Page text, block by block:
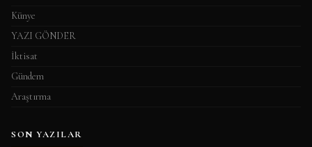
Künye
YAZI GÖNDER
İktisat
Gündem
Araştırma
SON YAZILAR